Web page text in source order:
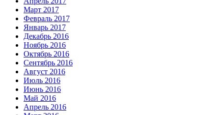
Март 2017
Февраль 2017
Январь 2017
Декабрь 2016
Ноябрь 2016
Октябрь 2016
Сентябрь 2016
Август 2016
Июль 2016
Июнь 2016
Май 2016
Апрель 2016